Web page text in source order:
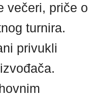
večeri, priče o
turnira.
privukli